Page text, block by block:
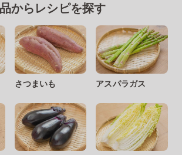
からレシピを探す
さつまいも アスパラガス